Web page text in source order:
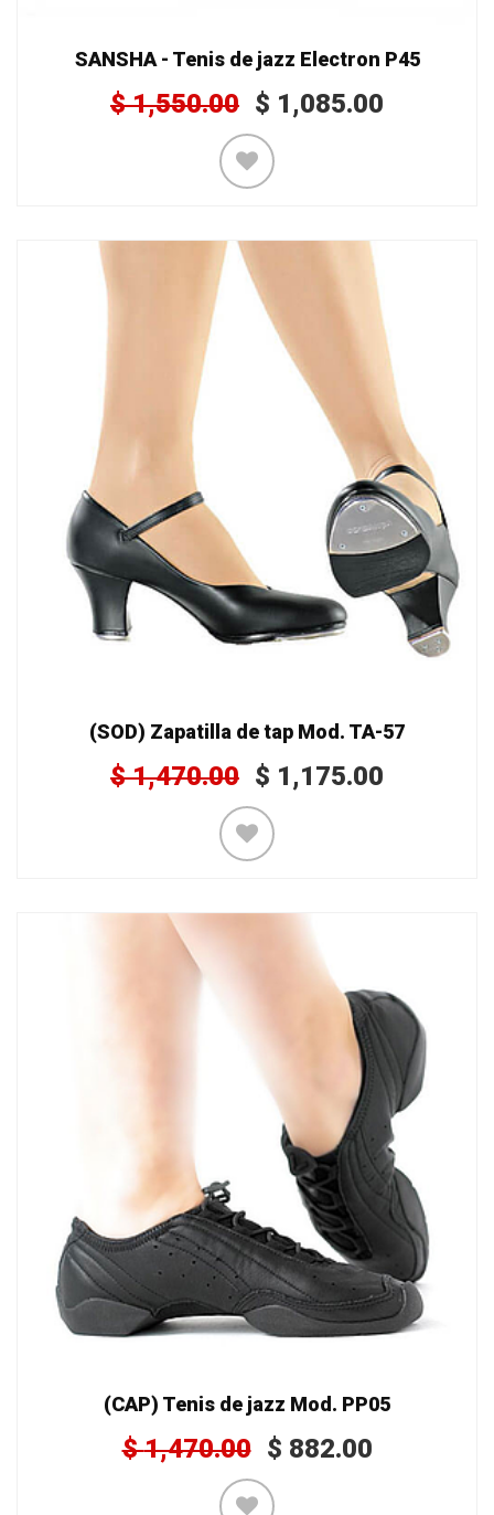
SANSHA - Tenis de jazz Electron P45
$1,550.00 $ 1,085.00
(SOD) Zapatilla de tap Mod. TA-57
$1,470.00 $ 1,175.00
(CAP) Tenis de jazz Mod. PP05
$1,470.00 $ 882.00